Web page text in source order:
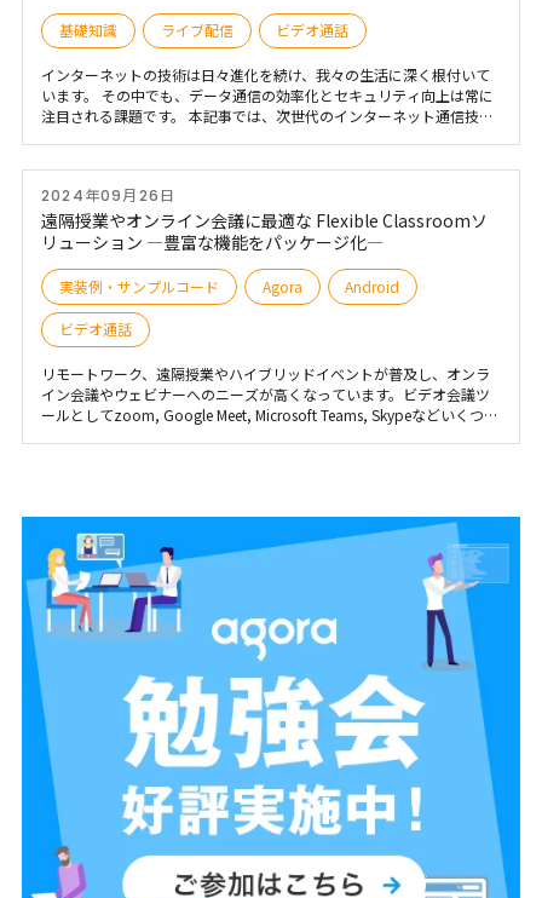
基礎知識 ライブ配信 ビデオ通話
インターネットの技術は日々進化を続け、我々の生活に深く根付いて
います。 その中でも、データ通信の効率化とセキュリティ向上は常に
注目される課題です。 本記事では、次世代のインターネット通信技術
ット通信の最適化に貢献しており、技術者として理解しておくことは
非常に重要です。
2024年09月26日
遠隔授業やオンライン会議に最適な Flexible Classroomソ
リューション —豊富な機能をパッケージ化—
実装例・サンプルコード Agora Android
ビデオ通話
リモートワーク、遠隔授業やハイブリッドイベントが普及し、オンラ
イン会議やウェビナーへのニーズが高くなっています。ビデオ会議ツ
ールとしてzoom, Google Meet, Microsoft Teams, Skypeなどいくつか
るお客様も少なくないのが現状です。このような課題を解決するため
にAgoraはFlexible Classroomソリューションを提供しています。今回
は、このソリューションの特徴や用途、利用方法について紹介いたし
ます。